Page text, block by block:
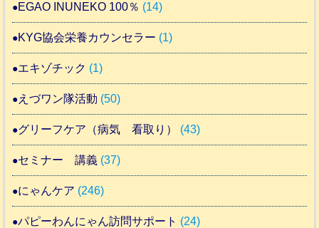
EGAO INUNEKO 100％ (14)
KYG協会栄養カウンセラー (1)
エキゾチック (1)
えづワン隊活動 (50)
グリーフケア（病気 看取り） (43)
セミナー 講義 (37)
にゃんケア (246)
パピーわんにゃん訪問サポート (24)